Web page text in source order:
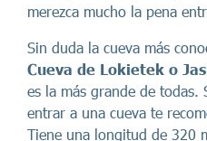
merezca mucho la pena
Sin duda la cueva más
Cueva de Lokietek o
es la más grande de
entrar a una cueva te
Tiene una longitud de 320